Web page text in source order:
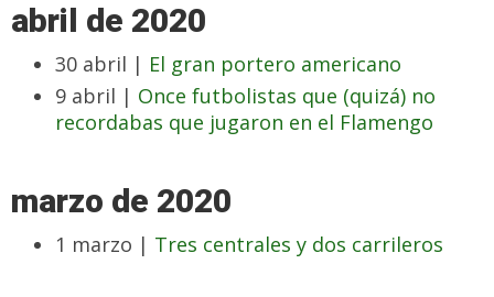
abril de 2020
30 abril | El gran portero americano
9 abril | Once futbolistas que (quizá) no
recordabas que jugaron en el Flamengo
marzo de 2020
1 marzo | Tres centrales y dos carrileros